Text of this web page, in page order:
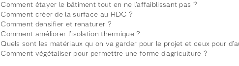
Comment étayer le bâtiment tout en ne l’affaiblissant pas ?
Comment créer de la surface au RDC ?
Comment densifier et renaturer ?
Comment améliorer l’isolation thermique ?
Quels sont les matériaux qu on va garder pour le projet et ceux pour
Comment végétaliser pour permettre une forme d’agriculture ?